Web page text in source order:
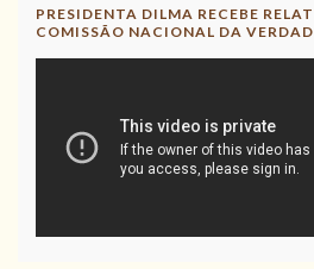
PRESIDENTA DILMA RECEBE
COMISSÃO NACIONAL DA